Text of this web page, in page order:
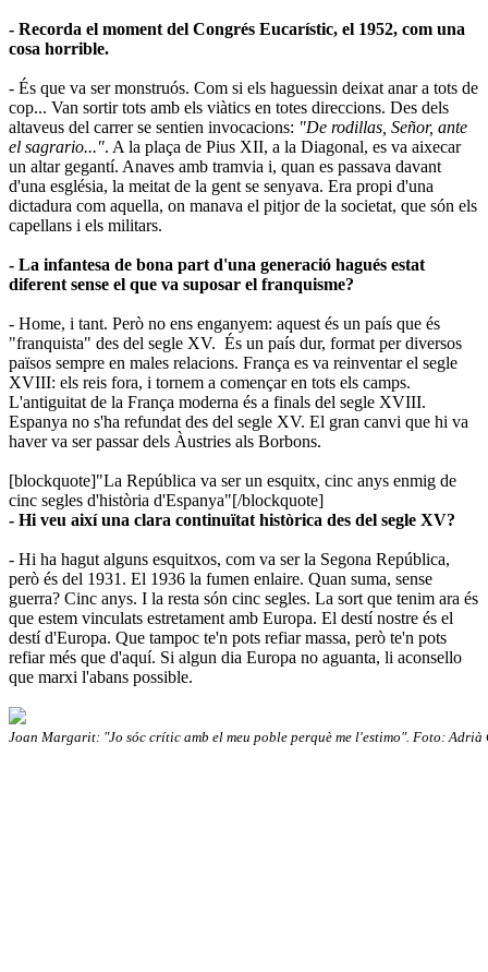
- Recorda el moment del Congrés Eucarístic, el 1952, com una
cosa horrible.
- És que va ser monstruós. Com si els haguessin deixat anar a tots de
cop... Van sortir tots amb els viàtics en totes direccions. Des dels
altaveus del carrer se sentien invocacions: "De rodillas, Señor, ante
el sagrario...". A la plaça de Pius XII, a la Diagonal, es va aixecar
un altar gegantí. Anaves amb tramvia i, quan es passava davant
d'una església, la meitat de la gent se senyava. Era propi d'una
dictadura com aquella, on manava el pitjor de la societat, que són els
capellans i els militars.
- La infantesa de bona part d'una generació hagués estat
diferent sense el que va suposar el franquisme?
- Home, i tant. Però no ens enganyem: aquest és un país que és
"franquista" des del segle XV. És un país dur, format per diversos
països sempre en males relacions. França es va reinventar el segle
XVIII: els reis fora, i tornem a començar en tots els camps.
L'antiguitat de la França moderna és a finals del segle XVIII.
Espanya no s'ha refundat des del segle XV. El gran canvi que hi va
haver va ser passar dels Àustries als Borbons.
[blockquote]"La República va ser un esquitx, cinc anys enmig de
cinc segles d'història d'Espanya"[/blockquote]
- Hi veu així una clara continuïtat històrica des del segle XV?
- Hi ha hagut alguns esquitxos, com va ser la Segona República,
però és del 1931. El 1936 la fumen enlaire. Quan suma, sense
guerra? Cinc anys. I la resta són cinc segles. La sort que tenim ara és
que estem vinculats estretament amb Europa. El destí nostre és el
destí d'Europa. Que tampoc te'n pots refiar massa, però te'n pots
refiar més que d'aquí. Si algun dia Europa no aguanta, li aconsello
que marxi l'abans possible.
Joan Margarit: "Jo sóc crític amb el meu poble perquè me l'estimo". Foto: Adrià